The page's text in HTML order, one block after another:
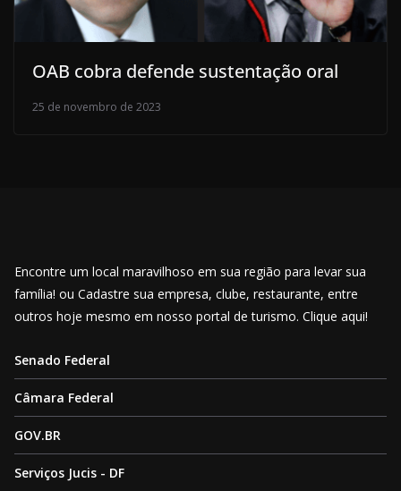
OAB cobra defende sustentação oral
25 de novembro de 2023
Encontre um local maravilhoso em sua região para levar sua
família! ou Cadastre sua empresa, clube, restaurante, entre
outros hoje mesmo em nosso portal de turismo. Clique aqui!
Senado Federal
Câmara Federal
GOV.BR
Serviços Jucis - DF